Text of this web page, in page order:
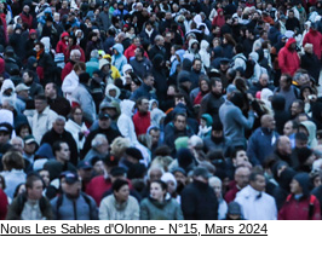
Nous Les Sables d'Olonne - N°15, Mars 2024